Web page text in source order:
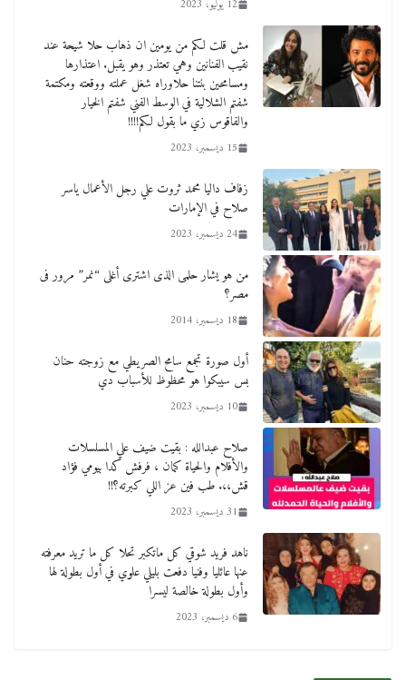
12 يوليو، 2023
مش قلت لكم من يومين ان ذهاب حلا شيحة عند
نقيب الفنانين وهي تعتذر وهو يقبل. اعتذارها
ومسامحين بنتنا حلاوراه شغل عملته ووقعته ومكتمة
شفتم الشلالية في الوسط الفني شفتم الخيار
والفاقوس زي ما بقول لكم!!!!
15 ديسمبر، 2023
زفاف داليا محمد ثروت علي رجل الأعمال ياسر
صلاح في الإمارات
24 ديسمبر، 2023
من هو يشار حلمى الذى اشترى أغلى “نمر” مرور فى
مصر؟
18 ديسمبر، 2014
أول صورة تجمع سامح الصريطي مع زوجته حنان
بس سيبكوا هو محظوظ للأسباب دي
10 ديسمبر، 2023
صلاح عبدالله : بقيت ضيف علي المسلسلات
والأفلام والحياة كمان ، فرفش كدا بيومي فؤاد
قش،،. طب فين عز اللي كبرته؟!!
31 ديسمبر، 2023
ناهد فريد شوقي كل ماتكبر تحلا كل ما تريد معرفته
عنها عائليا وفنيا دفعت بليلي علوي في أول بطولة لها
وأول بطولة خالصة ليسرا
6 ديسمبر، 2023